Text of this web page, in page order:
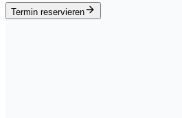
Termin reservieren